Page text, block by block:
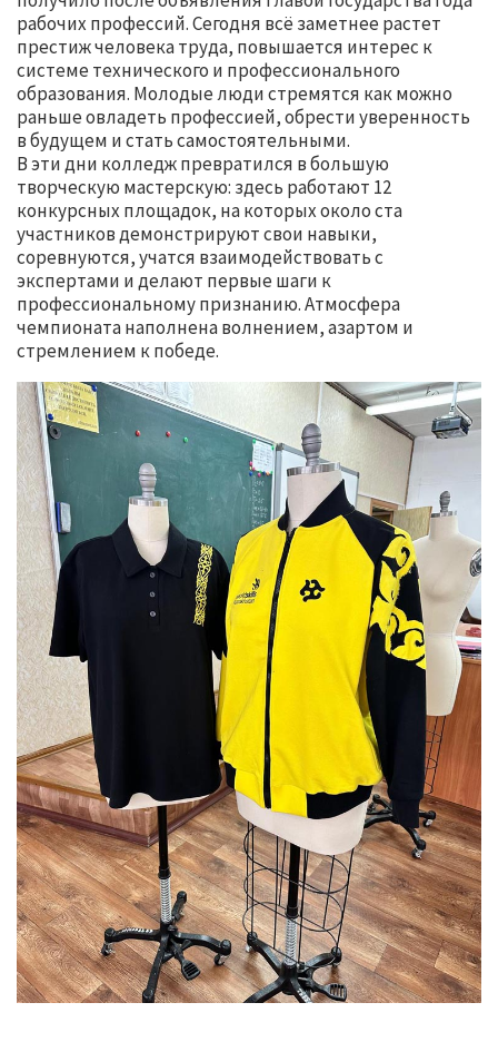
рабочих профессий. Сегодня всё заметнее растет
престиж человека труда, повышается интерес к
системе технического и профессионального
образования. Молодые люди стремятся как можно
раньше овладеть профессией, обрести уверенность
в будущем и стать самостоятельными.
В эти дни колледж превратился в большую
творческую мастерскую: здесь работают 12
конкурсных площадок, на которых около ста
участников демонстрируют свои навыки,
соревнуются, учатся взаимодействовать с
экспертами и делают первые шаги к
профессиональному признанию. Атмосфера
чемпионата наполнена волнением, азартом и
стремлением к победе.